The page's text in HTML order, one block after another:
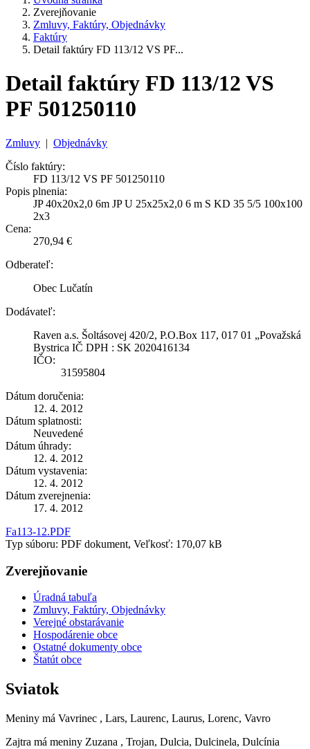
Zverejňovanie
Zmluvy, Faktúry, Objednávky
Faktúry
Detail faktúry FD 113/12 VS PF...
Detail faktúry FD 113/12 VS
PF 501250110
Zmluvy | Objednávky
Číslo faktúry:
FD 113/12 VS PF 501250110
Popis plnenia:
JP 40x20x2,0 6m JP U 25x25x2,0 6 m S KD 35 5/5 100x100
2x3
Cena:
270,94 €
Odberateľ:
Obec Lučatín
Dodávateľ:
Raven a.s. Šoltásovej 420/2, P.O.Box 117, 017 01 „Považská
Bystrica IČ DPH : SK 2020416134
IČO:
31595804
Dátum doručenia:
12. 4. 2012
Dátum splatnosti:
Neuvedené
Dátum úhrady:
12. 4. 2012
Dátum vystavenia:
12. 4. 2012
Dátum zverejnenia:
17. 4. 2012
Fa113-12.PDF
Typ súboru: PDF dokument, Veľkosť: 170,07 kB
Zverejňovanie
Úradná tabuľa
Zmluvy, Faktúry, Objednávky
Verejné obstarávanie
Hospodárenie obce
Ostatné dokumenty obce
Štatút obce
Sviatok
Meniny má Vavrinec , Lars, Laurenc, Laurus, Lorenc, Vavro
Zajtra má meniny Zuzana , Trojan, Dulcia, Dulcinela, Dulcínia